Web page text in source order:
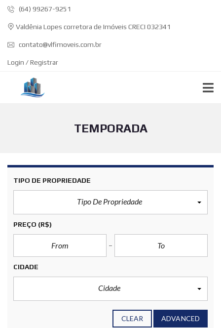
(64) 99267-9251
Valdênia Lopes corretora de Imóveis CRECI 032341
contato@vlfimoveis.com.br
Login / Registrar
TEMPORADA
TIPO DE PROPRIEDADE
Tipo De Propriedade
PREÇO (R$)
CIDADE
Cidade
CLEAR ADVANCED